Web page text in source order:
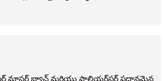
మాస్టర్ బ్యాచ్ మరియు పాలియర్‌స్టర్ ప్రధానమైన